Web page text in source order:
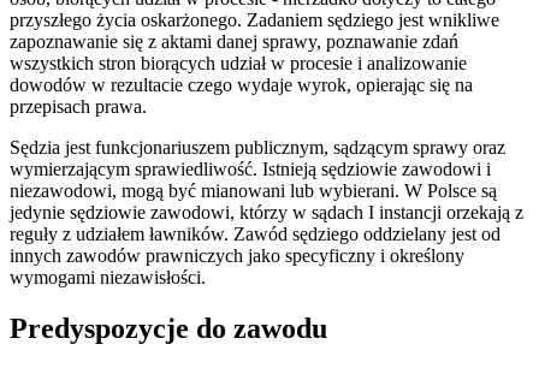
przyszłego życia oskarżonego. Zadaniem sędziego jest wnikliwe
zapoznawanie się z aktami danej sprawy, poznawanie zdań
wszystkich stron biorących udział w procesie i analizowanie
dowodów w rezultacie czego wydaje wyrok, opierając się na
przepisach prawa.
Sędzia jest funkcjonariuszem publicznym, sądzącym sprawy oraz
wymierzającym sprawiedliwość. Istnieją sędziowie zawodowi i
niezawodowi, mogą być mianowani lub wybierani. W Polsce są
jedynie sędziowie zawodowi, którzy w sądach I instancji orzekają z
reguły z udziałem ławników. Zawód sędziego oddzielany jest od
innych zawodów prawniczych jako specyficzny i określony
wymogami niezawisłości.
Predyspozycje do zawodu